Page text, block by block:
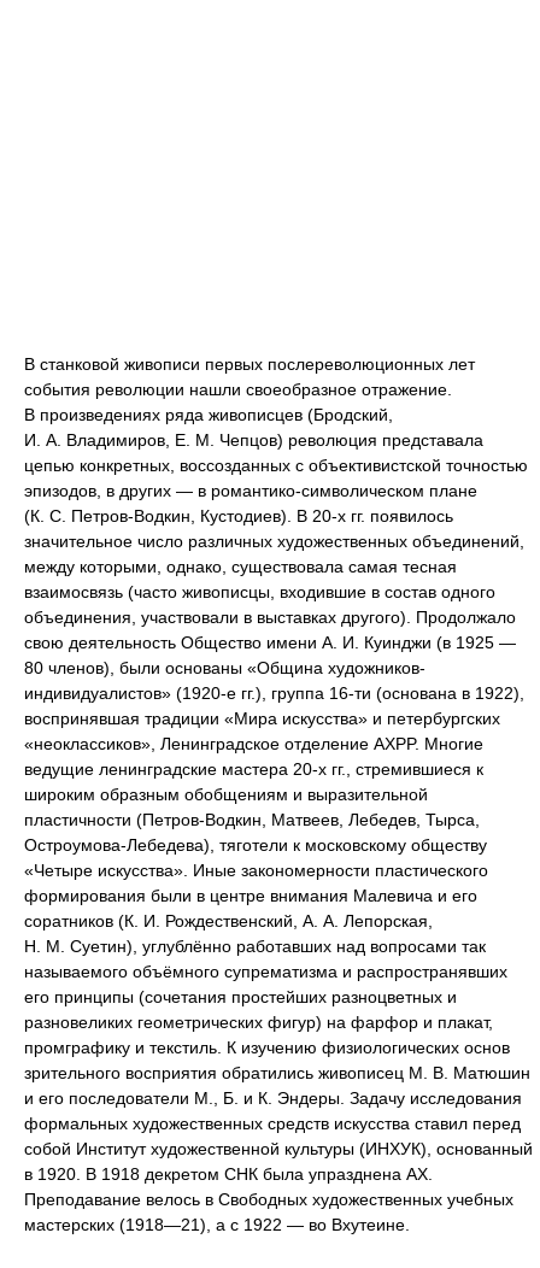
В станковой живописи первых послереволюционных лет
события революции нашли своеобразное отражение.
В произведениях ряда живописцев (Бродский,
И. А. Владимиров, Е. М. Чепцов) революция представала
цепью конкретных, воссозданных с объективистской точностью
эпизодов, в других — в романтико-символическом плане
(К. С. Петров-Водкин, Кустодиев). В 20-х гг. появилось
значительное число различных художественных объединений,
между которыми, однако, существовала самая тесная
взаимосвязь (часто живописцы, входившие в состав одного
объединения, участвовали в выставках другого). Продолжало
свою деятельность Общество имени А. И. Куинджи (в 1925 —
80 членов), были основаны «Община художников-
индивидуалистов» (1920-е гг.), группа 16-ти (основана в 1922),
воспринявшая традиции «Мира искусства» и петербургских
«неоклассиков», Ленинградское отделение АХРP. Многие
ведущие ленинградские мастера 20-х гг., стремившиеся к
широким образным обобщениям и выразительной
пластичности (Петров-Водкин, Матвеев, Лебедев, Тырса,
Остроумова-Лебедева), тяготели к московскому обществу
«Четыре искусства». Иные закономерности пластического
формирования были в центре внимания Малевича и его
соратников (К. И. Рождественский, А. А. Лепорская,
Н. М. Суетин), углублённо работавших над вопросами так
называемого объёмного супрематизма и распространявших
его принципы (сочетания простейших разноцветных и
разновеликих геометрических фигур) на фарфор и плакат,
промграфику и текстиль. К изучению физиологических основ
зрительного восприятия обратились живописец М. В. Матюшин
и его последователи М., Б. и К. Эндеры. Задачу исследования
формальных художественных средств искусства ставил перед
собой Институт художественной культуры (ИНХУК), основанный
в 1920. В 1918 декретом СНК была упразднена АХ.
Преподавание велось в Свободных художественных учебных
мастерских (1918—21), а с 1922 — во Вхутеине.